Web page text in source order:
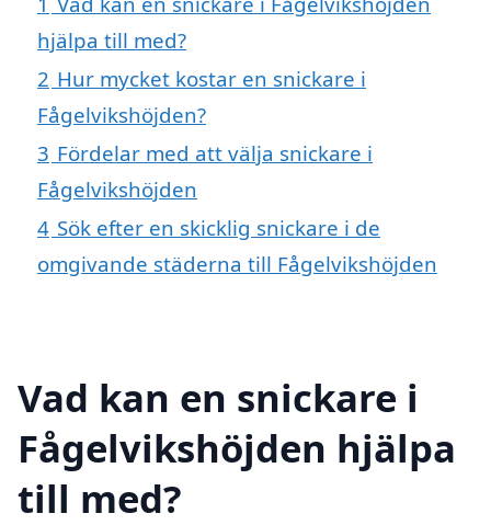
hjälpa till med?
2 Hur mycket kostar en snickare i
Fågelvikshöjden?
3 Fördelar med att välja snickare i
Fågelvikshöjden
4 Sök efter en skicklig snickare i de
omgivande städerna till Fågelvikshöjden
Vad kan en snickare i
Fågelvikshöjden hjälpa
till med?